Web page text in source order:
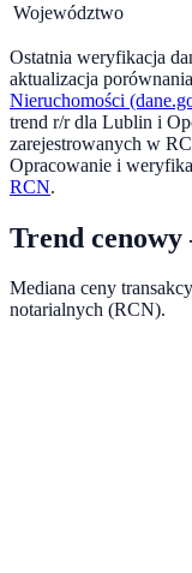
Województwo
Ostatnia weryfikacja
aktualizacja
Nieruchomości
trend r/r dla Lublin i
zarejestrowanych w
Opracowanie i
RCN.
Trend
Mediana ceny
notarialnych (RCN).